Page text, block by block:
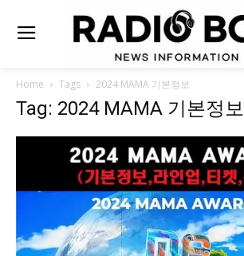
Home Tags 2024 MAMA 기본정보
Tag: 2024 MAMA 기본정보